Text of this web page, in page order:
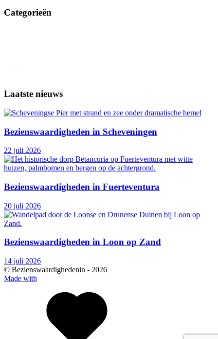
Categorieën
Laatste nieuws
Bezienswaardigheden in Scheveningen
22 juli 2026
Bezienswaardigheden in Fuerteventura
20 juli 2026
Bezienswaardigheden in Loon op Zand
14 juli 2026
© Bezienswaardighedenin - 2026
Made with